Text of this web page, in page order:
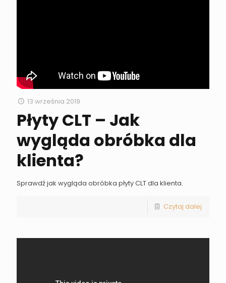
13 września 2019
Płyty CLT – Jak
wygląda obróbka dla
klienta?
Sprawdź jak wygląda obróbka płyty CLT dla klienta.
Czytaj dalej